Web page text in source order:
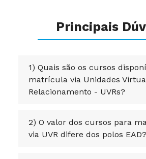
Principais
1) Quais são os cursos
matrícula via Unidades
Relacionamento - UVRs?
2) O valor dos cursos para
via UVR difere dos polos EAD?